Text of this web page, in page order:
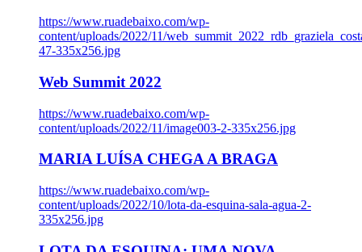
https://www.ruadebaixo.com/wp-
content/uploads/2022/11/
47-335x256.jpg
Web Summit 2022
https://www.ruadebaixo.com/wp-
content/uploads/2022/11/image003-2-335x256.jpg
MARIA LUÍSA CHEGA A BRAGA
https://www.ruadebaixo.com/wp-
content/uploads/2022/10/lota-da-esquina-sala-agua-2-
335x256.jpg